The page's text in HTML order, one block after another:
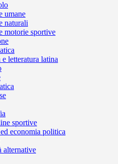
umane
naturali
motorie sportive
letteratura latina
sportive
economia politica
alternative